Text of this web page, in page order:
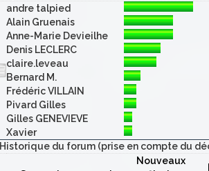
andre talpied
Alain Gruenais
Anne-Marie Devieilhe
Denis LECLERC
claire.leveau
Bernard M.
Frédéric VILLAIN
Pivard Gilles
Gilles GENEVIEVE
Xavier
Historique du forum (prise en compte du
Nouveaux